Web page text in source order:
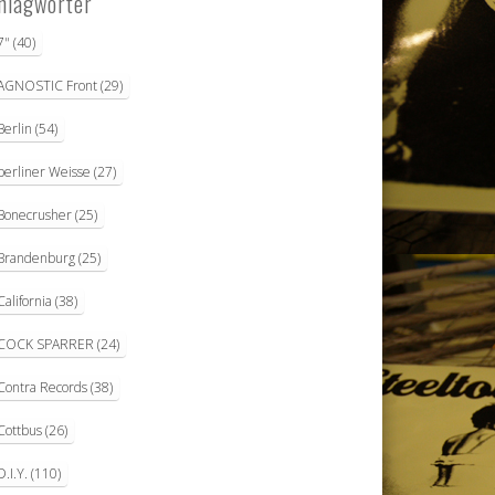
(40)
Front(29)
(54)
Weisse (27)
(25)
(25)
(38)
SPARRER (24)
Records(38)
(26)
(110)